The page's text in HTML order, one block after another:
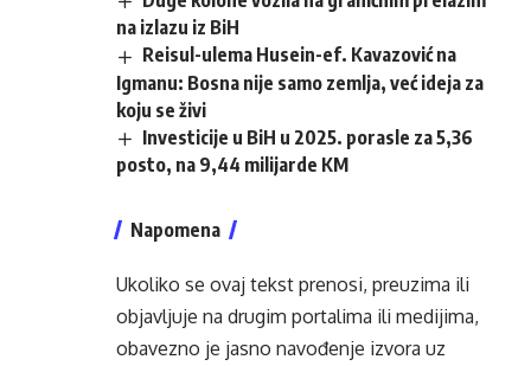
na izlazu iz BiH
Reisul-ulema Husein-ef. Kavazović na
Igmanu: Bosna nije samo zemlja, već ideja za
koju se živi
Investicije u BiH u 2025. porasle za 5,36
posto, na 9,44 milijarde KM
Napomena
Ukoliko se ovaj tekst prenosi, preuzima ili
objavljuje na drugim portalima ili medijima,
obavezno je jasno navođenje izvora uz